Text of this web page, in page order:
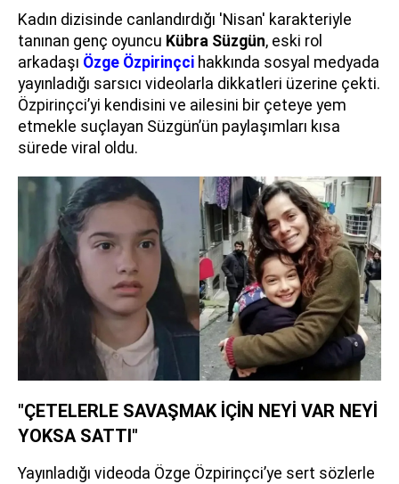
Kadın dizisinde canlandırdığı 'Nisan' karakteriyle
tanınan genç oyuncu Kübra Süzgün, eski rol
arkadaşı Özge Özpirinçci hakkında sosyal medyada
yayınladığı sarsıcı videolarla dikkatleri üzerine çekti.
Özpirinçci’yi kendisini ve ailesini bir çeteye yem
etmekle suçlayan Süzgün’ün paylaşımları kısa
sürede viral oldu.
"ÇETELERLE SAVAŞMAK İÇİN NEYİ VAR NEYİ
YOKSA SATTI"
Yayınladığı videoda Özge Özpirinçci’ye sert sözlerle